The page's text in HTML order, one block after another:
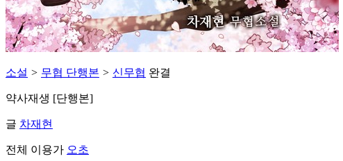
소설 > 무협 단행본 > 신무협 완결
약사재생 [단행본]
글 차재현
전체 이용가 오초